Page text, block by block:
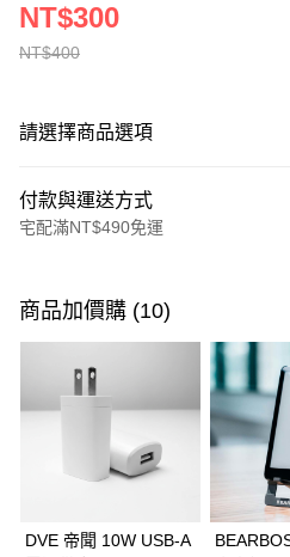
NT$400
NT$300
請選擇商品選項
付款與運送方式
宅配滿NT$490免運
信用卡一次付款
3 期 0 利率 每期 NT$100
華南商業銀行
上海商業儲蓄銀行
臺灣中小企業銀行
匯豐（台灣）商業銀行
NT$50
合作金庫商業銀行
國泰世華商業銀行
商品加價購 (10)
DVE 帝聞 10W USB-A